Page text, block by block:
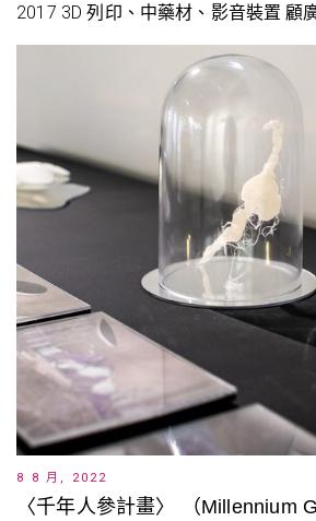
2017 3D 列印、中藥材、影音裝置 顧
8 8 月, 2022
〈千年人參計畫〉 （Millennium